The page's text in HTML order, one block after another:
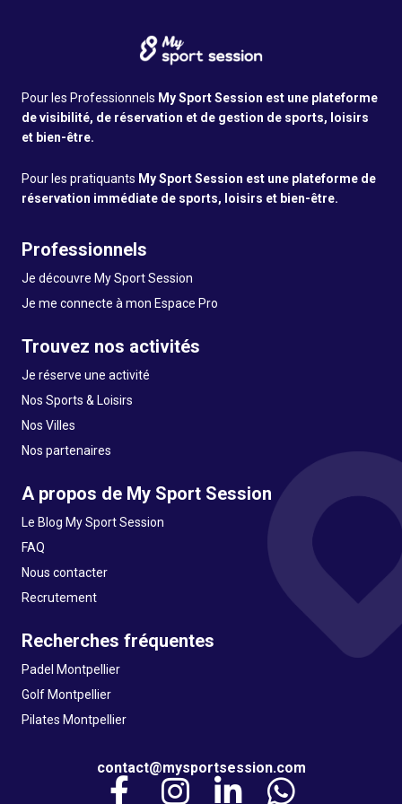
Pour les Professionnels My Sport Session est une plateforme
de visibilité, de réservation et de gestion de sports, loisirs
et bien-être.
Pour les pratiquants My Sport Session est une plateforme de
réservation immédiate de sports, loisirs et bien-être.
Professionnels
Je découvre My Sport Session
Je me connecte à mon Espace Pro
Trouvez nos activités
Je réserve une activité
Nos Sports & Loisirs
Nos Villes
Nos partenaires
A propos de My Sport Session
Le Blog My Sport Session
FAQ
Nous contacter
Recrutement
Recherches fréquentes
Padel Montpellier
Golf Montpellier
Pilates Montpellier
contact@mysportsession.com